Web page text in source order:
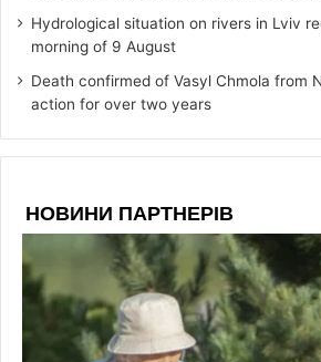
Hydrological situation on rivers in Lviv
morning of 9 August
Death confirmed of Vasyl Chmola from
action for over two years